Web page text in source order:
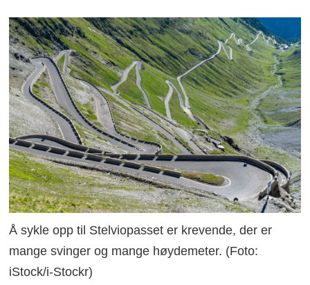
Å sykle opp til Stelviopasset er krevende, der er
mange svinger og mange høydemeter. (Foto:
iStock/i-Stockr)